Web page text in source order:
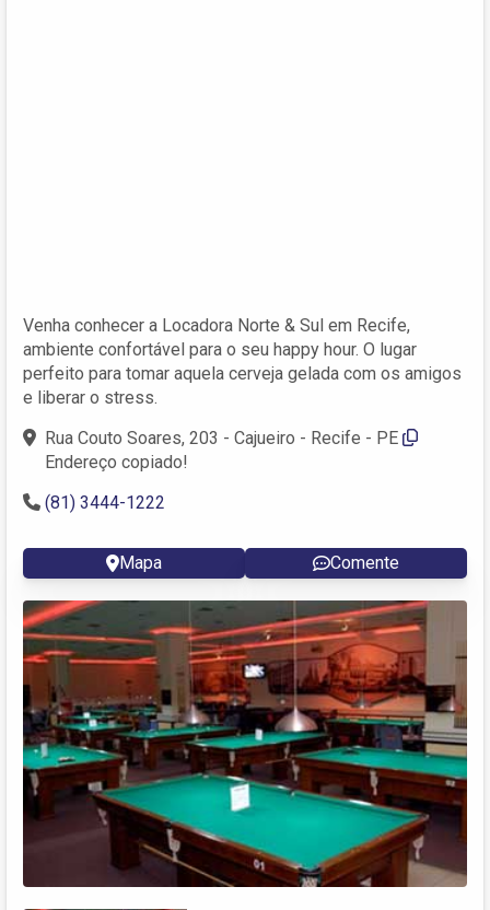
Venha conhecer a Locadora Norte & Sul em Recife,
ambiente confortável para o seu happy hour. O lugar
perfeito para tomar aquela cerveja gelada com os amigos
e liberar o stress.
Rua Couto Soares, 203 - Cajueiro - Recife - PE
Endereço copiado!
(81) 3444-1222
Mapa Comente